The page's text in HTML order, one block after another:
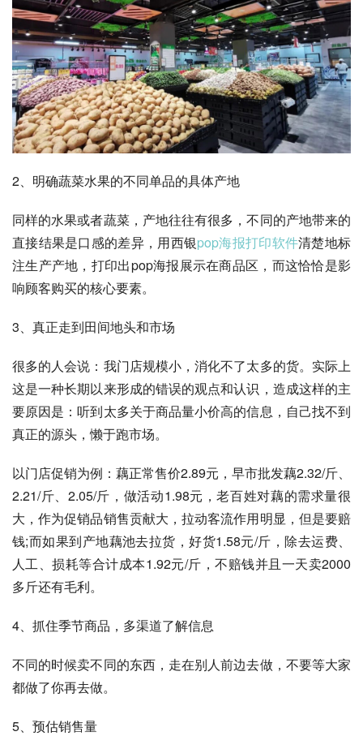
2、明确蔬菜水果的不同单品的具体产地
同样的水果或者蔬菜，产地往往有很多，不同的产地带来的
直接结果是口感的差异，用西银pop海报打印软件清楚地标
注生产产地，打印出pop海报展示在商品区，而这恰恰是影
响顾客购买的核心要素。
3、真正走到田间地头和市场
很多的人会说：我门店规模小，消化不了太多的货。实际上
这是一种长期以来形成的错误的观点和认识，造成这样的主
要原因是：听到太多关于商品量小价高的信息，自己找不到
真正的源头，懒于跑市场。
以门店促销为例：藕正常售价2.89元，早市批发藕2.32/斤、
2.21/斤、2.05/斤，做活动1.98元，老百姓对藕的需求量很
大，作为促销品销售贡献大，拉动客流作用明显，但是要赔
钱;而如果到产地藕池去拉货，好货1.58元/斤，除去运费、
人工、损耗等合计成本1.92元/斤，不赔钱并且一天卖2000
多斤还有毛利。
4、抓住季节商品，多渠道了解信息
不同的时候卖不同的东西，走在别人前边去做，不要等大家
都做了你再去做。
5、预估销售量